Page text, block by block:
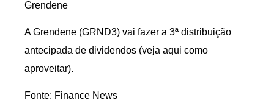
Grendene
A Grendene (GRND3) vai fazer a 3ª distribuição
antecipada de dividendos (veja aqui como
aproveitar).
Fonte: Finance News